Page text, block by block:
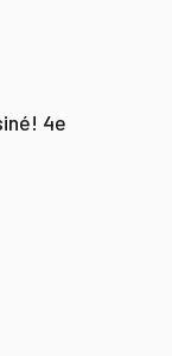
4e